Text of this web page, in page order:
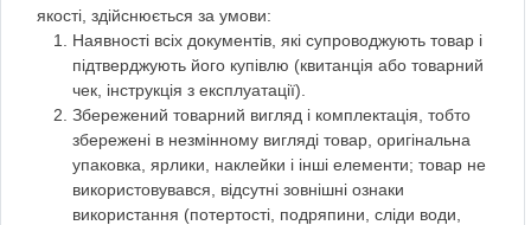
якості, здійснюється за умови:
Наявності всіх документів, які супроводжують товар і
підтверджують його купівлю (квитанція або товарний
чек, інструкція з експлуатації).
Збережений товарний вигляд і комплектація, тобто
збережені в незмінному вигляді товар, оригінальна
упаковка, ярлики, наклейки і інші елементи; товар не
використовувався, відсутні зовнішні ознаки
використання (потертості, подряпини, сліди води,